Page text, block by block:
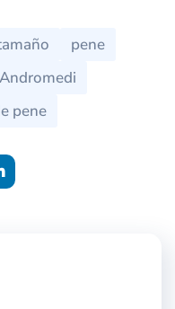
pene
Andromedi
pene